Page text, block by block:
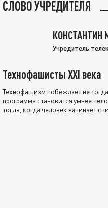
СЛОВО УЧРЕДИТЕЛЯ
КОНСТАНТИН
Учредитель
Технофашисты XXI века
Технофашизм побеждает не
программа становится умнее
тогда, когда человек начинает